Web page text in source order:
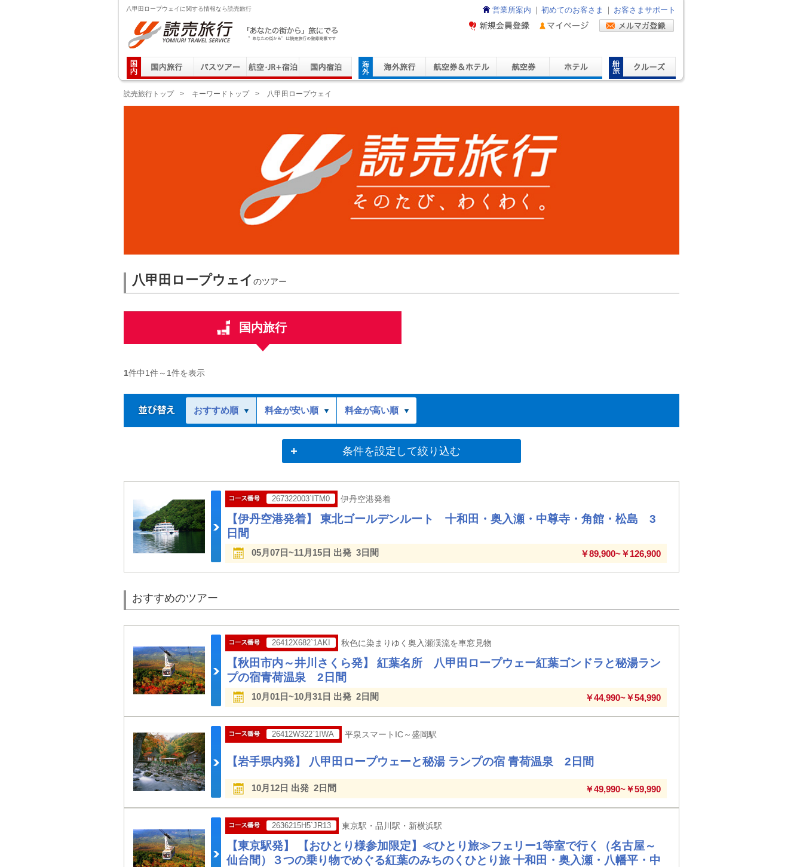
八甲田ロープウェイに関する情報なら読売旅行
読売旅行 「あなたの街から」旅にでる｜Yomiuri Travel Service
営業所案内 初めてのお客さま お客さまサポート
読売旅行トップ > キーワードトップ > 八甲田ロープウェイ
八甲田ロープウェイ のツアー
国内旅行
1件中1件～ 1件を表示
おすすめ順 料金が安い順 料金が高い順
条件を設定して絞り込む
267322003`ITM0 伊丹空港発着
【伊丹空港発着】 東北ゴールデンルート 十和田・奥入瀬・中尊寺・角館・松島 3
日間
05月07日~11月15日 出発 3日間 ￥89,900~￥126,900
おすすめのツアー
26412X682`1AKI 秋色に染まりゆく奥入瀬渓流を車窓見物
【秋田市内～井川さくら発】 紅葉名所 八甲田ロープウェー紅葉ゴンドラと秘湯ラン
プの宿青荷温泉 2日間
10月01日~10月31日 出発 2日間 ￥44,990~￥54,990
26412W322`1IWA 平泉スマートIC～盛岡駅
【岩手県内発】 八甲田ロープウェーと秘湯 ランプの宿 青荷温泉 2日間
10月12日 出発 2日間 ￥49,990~￥59,990
2636215H5`JR13 東京駅・品川駅・新横浜駅
【東京駅発】 【おひとり様参加限定】≪ひとり旅≫フェリー1等室で行く（名古屋～
仙台間）３つの乗り物でめぐる紅葉のみちのくひとり旅 十和田・奥入瀬・八幡平・中